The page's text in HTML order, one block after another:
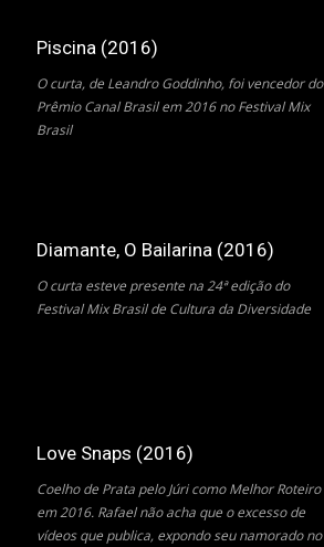
Piscina (2016)
O curta, de Leandro Goddinho, foi vencedor do
Prêmio Canal Brasil em 2016 no Festival Mix
Brasil
Diamante, O Bailarina (2016)
O curta esteve presente na 24ª edição do
Festival Mix Brasil de Cultura da Diversidade
Love Snaps (2016)
Coelho de Prata pelo Júri como Melhor Roteiro
em 2016. Rafael não acha que o excesso de
vídeos que publica, expondo seu namorado no